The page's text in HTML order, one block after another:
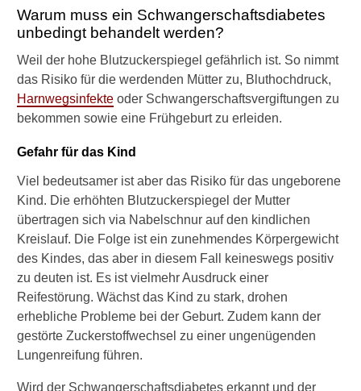
Warum muss ein Schwangerschaftsdiabetes
unbedingt behandelt werden?
Weil der hohe Blutzuckerspiegel gefährlich ist. So nimmt
das Risiko für die werdenden Mütter zu, Bluthochdruck,
Harnwegsinfekte oder Schwangerschaftsvergiftungen zu
bekommen sowie eine Frühgeburt zu erleiden.
Gefahr für das Kind
Viel bedeutsamer ist aber das Risiko für das ungeborene
Kind. Die erhöhten Blutzuckerspiegel der Mutter
übertragen sich via Nabelschnur auf den kindlichen
Kreislauf. Die Folge ist ein zunehmendes Körpergewicht
des Kindes, das aber in diesem Fall keineswegs positiv
zu deuten ist. Es ist vielmehr Ausdruck einer
Reifestörung. Wächst das Kind zu stark, drohen
erhebliche Probleme bei der Geburt. Zudem kann der
gestörte Zuckerstoffwechsel zu einer ungenügenden
Lungenreifung führen.
Wird der Schwangerschaftsdiabetes erkannt und der
e
e
s
t
e
n
y
p
t
m
e
b
e
i
D
i
a
b